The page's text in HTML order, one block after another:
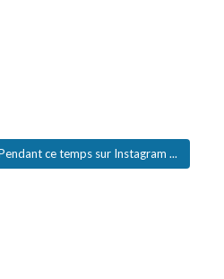
ce temps sur Instagram ...